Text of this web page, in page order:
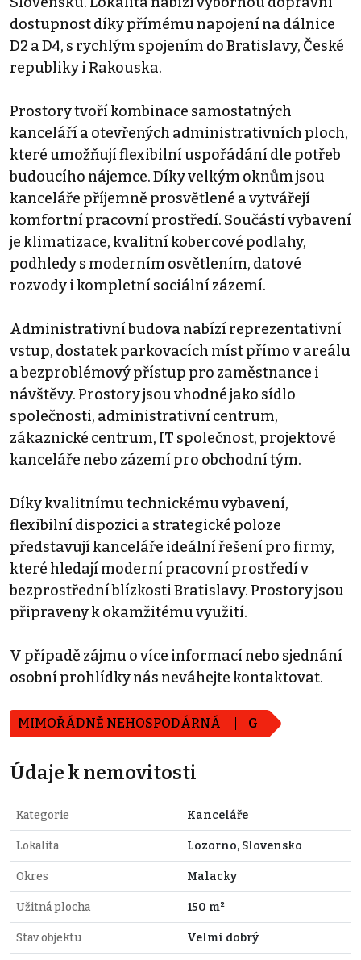
dostupnost díky přímému napojení na dálnice
D2 a D4, s rychlým spojením do Bratislavy, České
republiky i Rakouska.
Prostory tvoří kombinace samostatných
kanceláří a otevřených administrativních ploch,
které umožňují flexibilní uspořádání dle potřeb
budoucího nájemce. Díky velkým oknům jsou
kanceláře příjemně prosvětlené a vytvářejí
komfortní pracovní prostředí. Součástí vybavení
je klimatizace, kvalitní kobercové podlahy,
podhledy s moderním osvětlením, datové
rozvody i kompletní sociální zázemí.
Administrativní budova nabízí reprezentativní
vstup, dostatek parkovacích míst přímo v areálu
a bezproblémový přístup pro zaměstnance i
návštěvy. Prostory jsou vhodné jako sídlo
společnosti, administrativní centrum,
zákaznické centrum, IT společnost, projektové
kanceláře nebo zázemí pro obchodní tým.
Díky kvalitnímu technickému vybavení,
flexibilní dispozici a strategické poloze
představují kanceláře ideální řešení pro firmy,
které hledají moderní pracovní prostředí v
bezprostřední blízkosti Bratislavy. Prostory jsou
připraveny k okamžitému využití.
V případě zájmu o více informací nebo sjednání
osobní prohlídky nás neváhejte kontaktovat.
MIMOŘÁDNĚ NEHOSPODÁRNÁ G
Údaje k nemovitosti
Kategorie Kanceláře
Lokalita Lozorno, Slovensko
Okres Malacky
Užitná plocha 150 m²
Stav objektu Velmi dobrý